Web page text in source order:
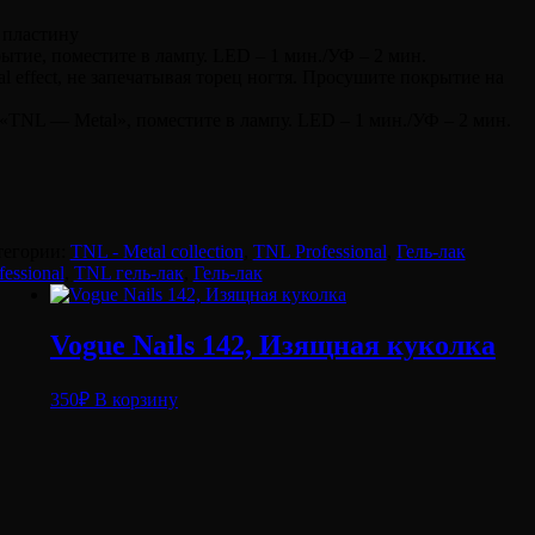
TNL - Metal collection TNL Professional Гель-лак
TNL гель-лак, Гель-лак
Vogue Nails 142, Изящная куколка
350₽ В корзину